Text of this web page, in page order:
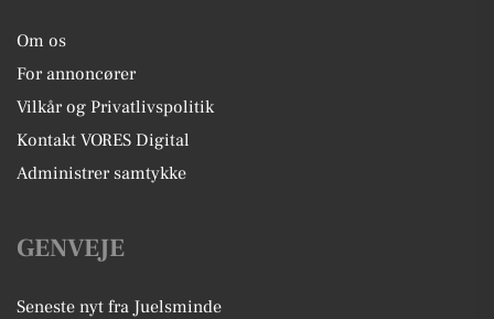
Om os
For annoncører
Vilkår og Privatlivspolitik
Kontakt VORES Digital
Administrer samtykke
GENVEJE
Seneste nyt fra Juelsminde